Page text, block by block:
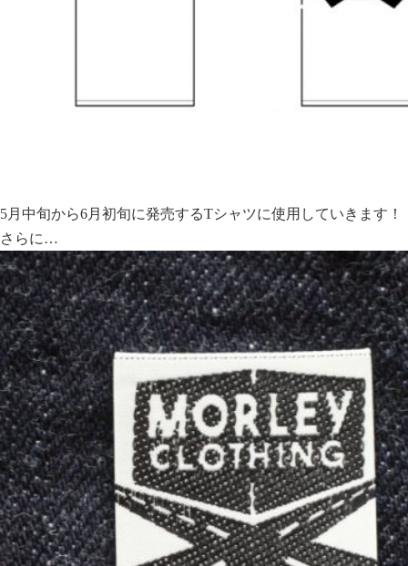
5月中旬から6月初旬に発売するTシャツに使用していきます！
さらに…